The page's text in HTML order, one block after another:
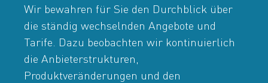
Wir bewahren für Sie den Durchblick über
die ständig wechselnden Angebote und
Tarife. Dazu beobachten wir kontinuierlich
die Anbieterstrukturen,
Produktveränderungen und den